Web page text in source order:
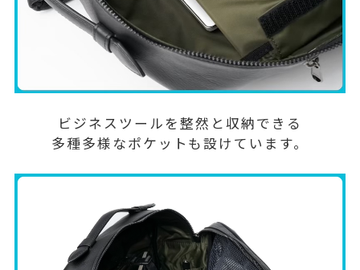
ビジネスツールを整然と収納できる
多種多様なポケットも設けています。